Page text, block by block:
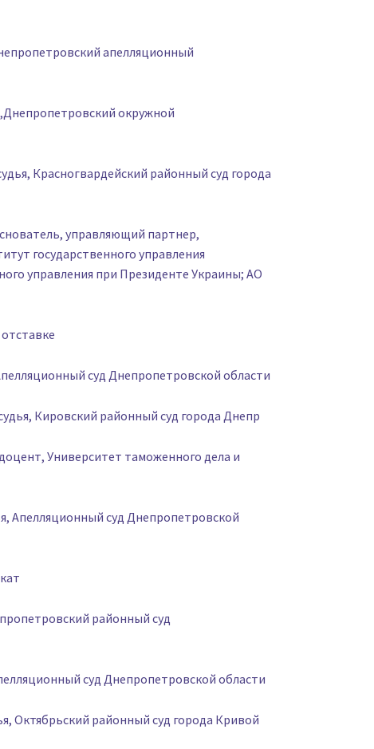
апелляционный
окружной
Красногвардейский районный суд города
управляющий партнер,
государственного управления
управления при Президенте Украины; АО
суд Днепропетровской области
Кировский районный суд города Днепр
Университет таможенного дела и
Апелляционный суд Днепропетровской
районный суд
суд Днепропетровской области
Октябрьский районный суд города Кривой